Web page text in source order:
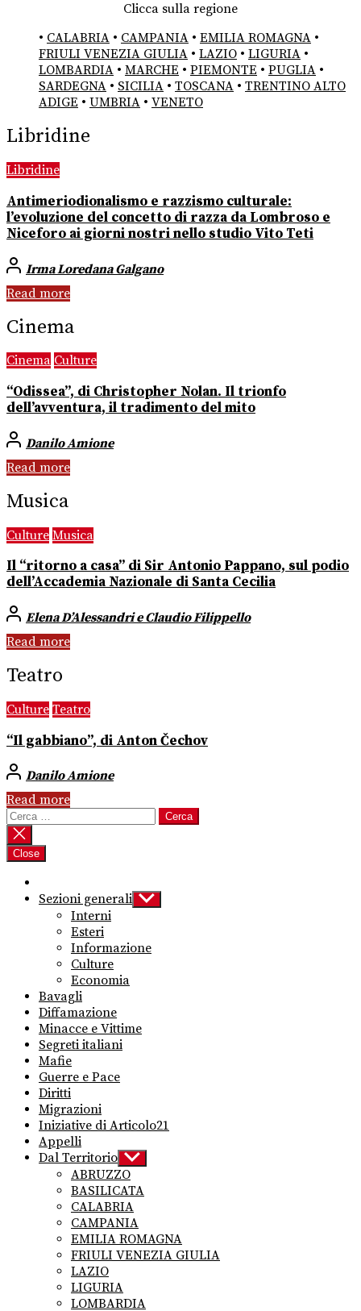
Clicca sulla regione
• CALABRIA • CAMPANIA • EMILIA ROMAGNA •
FRIULI VENEZIA GIULIA • LAZIO • LIGURIA •
LOMBARDIA • MARCHE • PIEMONTE • PUGLIA •
SARDEGNA • SICILIA • TOSCANA • TRENTINO ALTO
ADIGE • UMBRIA • VENETO
Libridine
Libridine
Antimeriodionalismo e razzismo culturale:
l’evoluzione del concetto di razza da Lombroso e
Niceforo ai giorni nostri nello studio Vito Teti
Irma Loredana Galgano
Read more
Cinema
Cinema Culture
“Odissea”, di Christopher Nolan. Il trionfo
dell’avventura, il tradimento del mito
Danilo Amione
Read more
Musica
Culture Musica
Il “ritorno a casa” di Sir Antonio Pappano, sul podio
dell’Accademia Nazionale di Santa Cecilia
Elena D’Alessandri e Claudio Filippello
Read more
Teatro
Culture Teatro
“Il gabbiano”, di Anton Čechov
Danilo Amione
Read more
Ricerca
per:
Close
Sezioni generali Show
sub
Interni
Esteri
Informazione
Culture
Economia
Bavagli
Diffamazione
Minacce e Vittime
Segreti italiani
Mafie
Guerre e Pace
Diritti
Migrazioni
Iniziative di Articolo21
Appelli
Dal Territorio Show
sub
menu
ABRUZZO
BASILICATA
CALABRIA
CAMPANIA
EMILIA ROMAGNA
FRIULI VENEZIA GIULIA
LAZIO
LIGURIA
LOMBARDIA